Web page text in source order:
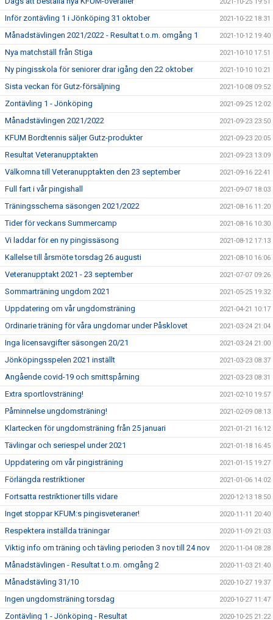
Inför zontävling 1 i Jönköping 31 oktober 2021-10-22 18:31
Månadstävlingen 2021/2022 - Resultat t.o.m. omgång 1 2021-10-12 19:40
Nya matchställ från Stiga 2021-10-10 17:51
Ny pingisskola för seniorer drar igång den 22 oktober 2021-10-10 10:21
Sista veckan för Gutz-försäljning 2021-10-08 09:52
Zontävling 1 - Jönköping 2021-09-25 12:02
Månadstävlingen 2021/2022 2021-09-23 23:50
KFUM Bordtennis säljer Gutz-produkter 2021-09-23 20:05
Resultat Veteranupptakten 2021-09-23 13:09
Välkomna till Veteranupptakten den 23 september 2021-09-16 22:41
Full fart i vår pingishall 2021-09-07 18:03
Träningsschema säsongen 2021/2022 2021-08-16 11:20
Tider för veckans Summercamp 2021-08-16 10:30
Vi laddar för en ny pingissäsong 2021-08-12 17:13
Kallelse till årsmöte torsdag 26 augusti 2021-08-10 16:06
Veteranupptakt 2021 - 23 september 2021-07-07 09:26
Sommarträning ungdom 2021 2021-05-25 19:32
Uppdatering om vår ungdomsträning 2021-04-21 10:17
Ordinarie träning för våra ungdomar under Påsklovet 2021-03-24 21:04
Inga licensavgifter säsongen 20/21 2021-03-24 21:00
Jönköpingsspelen 2021 inställt 2021-03-23 08:37
Angående covid-19 och smittspårning 2021-03-23 08:31
Extra sportlovsträning! 2021-02-10 19:57
Påminnelse ungdomsträning! 2021-02-09 08:13
Klartecken för ungdomsträning från 25 januari 2021-01-21 16:12
Tävlingar och seriespel under 2021 2021-01-18 16:45
Uppdatering om vår pingisträning 2021-01-15 19:27
Förlängda restriktioner 2021-01-06 14:02
Fortsatta restriktioner tills vidare 2020-12-13 18:50
Inget stoppar KFUM:s pingisveteraner! 2020-11-11 20:40
Respektera inställda träningar 2020-11-09 21:03
Viktig info om träning och tävling perioden 3 nov till 24 nov 2020-11-04 08:28
Månadstävlingen - Resultat t.o.m. omgång 2 2020-11-03 21:40
Månadstävling 31/10 2020-10-27 19:37
Ingen ungdomsträning torsdag 2020-10-27 11:47
Zontävling 1 - Jönköping - Resultat 2020-10-25 21:22